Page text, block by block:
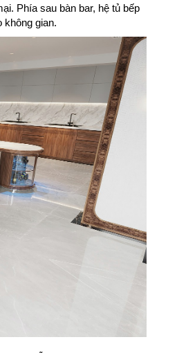
Phía sau bàn bar, hệ tủ bếp
không gian.